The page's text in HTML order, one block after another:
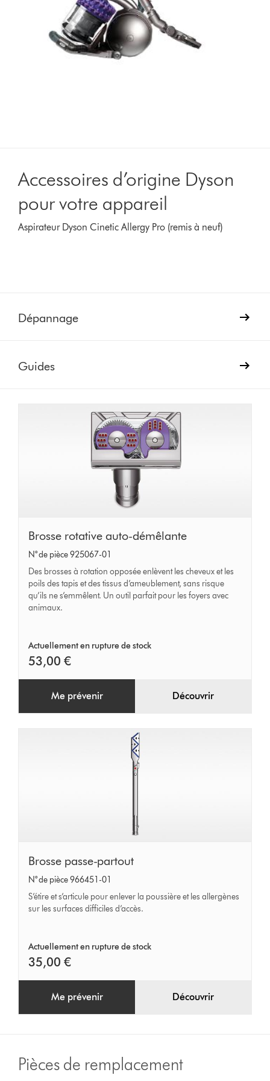
Accessoires d’origine Dyson
pour votre appareil
Aspirateur Dyson Cinetic Allergy Pro (remis à neuf)
Dépannage
Guides
Brosse
rotative
auto-
démêlante
Brosse rotative auto-démêlante
N° de pièce 925067-01
Des brosses à rotation opposée enlèvent les cheveux et les
poils des tapis et des tissus d’ameublement, sans risque
qu’ils ne s’emmêlent. Un outil parfait pour les foyers avec
animaux.
Actuellement en rupture de stock
53,00 €
Me prévenir Découvrir
Brosse
passe-
partout
Brosse passe-partout
N° de pièce 966451-01
S’étire et s’articule pour enlever la poussière et les allergènes
sur les surfaces difficiles d’accès.
Actuellement en rupture de stock
35,00 €
Me prévenir Découvrir
Pièces de remplacement